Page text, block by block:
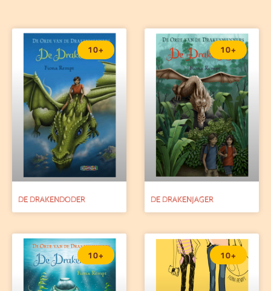
10+
DE DRAKENDODER
10+
DE DRAKENJAGER
10+ 10+